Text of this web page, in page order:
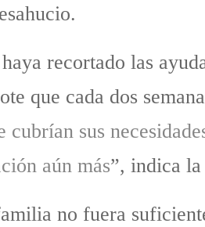
recortado las
que cada dos
sus
aún más”, indica
no fuera